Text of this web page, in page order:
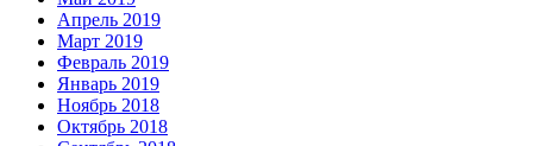
Апрель 2019
Март 2019
Февраль 2019
Январь 2019
Ноябрь 2018
Октябрь 2018